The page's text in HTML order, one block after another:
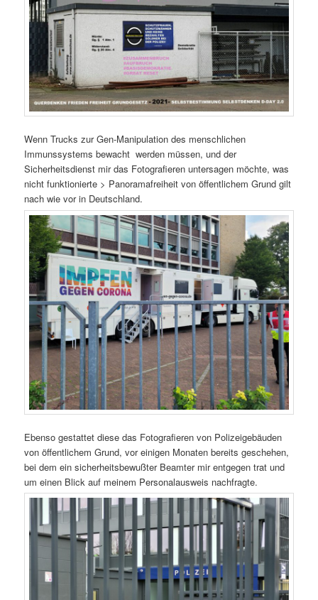
Wenn Trucks zur Gen-Manipulation des menschlichen
Immunssystems bewacht werden müssen, und der
Sicherheitsdienst mir das Fotografieren untersagen möchte, was
nicht funktionierte > Panoramafreiheit von öffentlichem Grund gilt
nach wie vor in Deutschland.
Ebenso gestattet diese das Fotografieren von Polizeigebäuden
von öffentlichem Grund, vor einigen Monaten bereits geschehen,
bei dem ein sicherheitsbewußter Beamter mir entgegen trat und
um einen Blick auf meinem Personalausweis nachfragte.